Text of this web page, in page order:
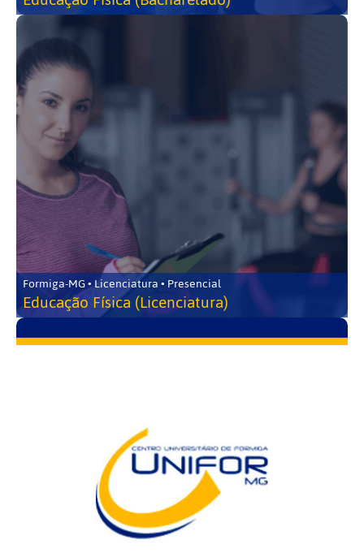
Formiga-MG • Licenciatura • Presencial
Educação Física (Licenciatura)